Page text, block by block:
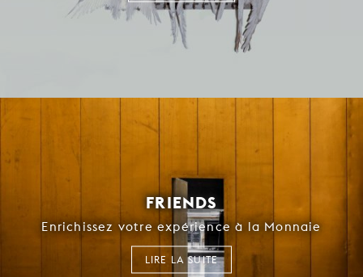
FRIENDS
Enrichissez votre expérience à la Monnaie
LIRE LA SUITE